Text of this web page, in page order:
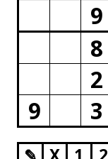
9
8
2
9
3